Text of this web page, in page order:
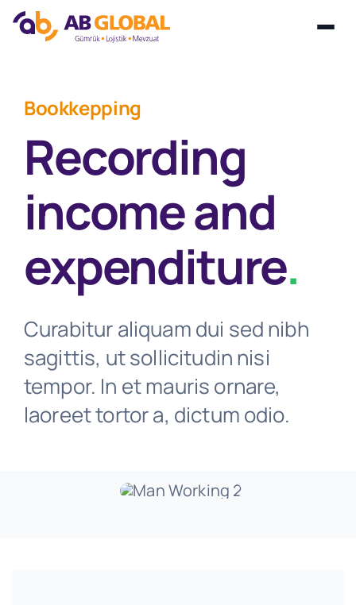
content
Bookkepping
Recording
income and
expenditure.
Curabitur aliquam dui sed nibh
sagittis, ut sollicitudin nisi
tempor. In et mauris ornare,
laoreet tortor a, dictum odio.